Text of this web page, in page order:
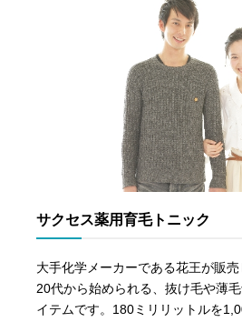
サクセス薬用育毛トニック
大手化学メーカーである花王が販売
20代から始められる、抜け毛や薄
イテムです。180ミリリットルを